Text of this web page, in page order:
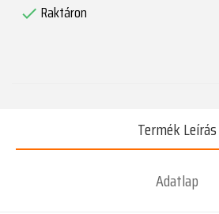
 Raktáron
Termék Leírás
Adatlap